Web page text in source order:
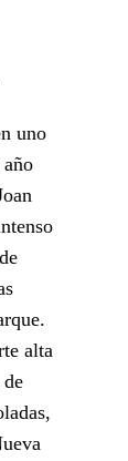
uno
año
alta